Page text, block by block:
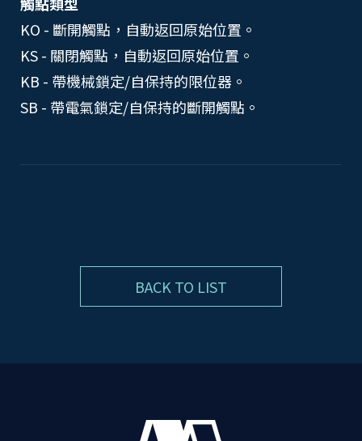
KO - 斷開觸點，自動返回原始位置。
KS - 關閉觸點，自動返回原始位置。
KB - 帶機械鎖定/自保持的限位器。
SB - 帶電氣鎖定/自保持的斷開觸點。
BACK TO LIST